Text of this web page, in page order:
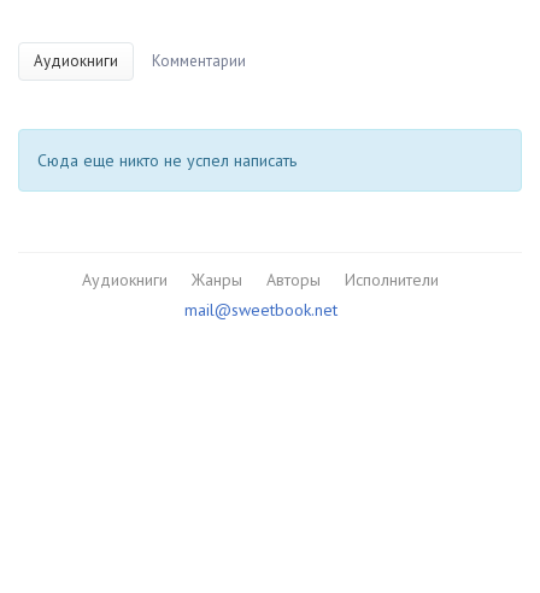
Аудиокниги Комментарии
Сюда еще никто не успел написать
Аудиокниги Жанры Авторы
Исполнители
mail@sweetbook.net